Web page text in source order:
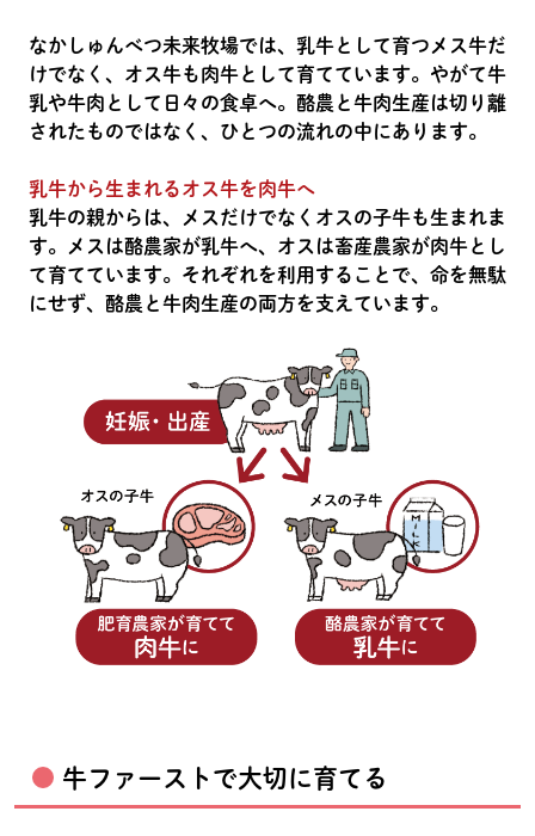
なかしゅんべつ未来牧場では、乳牛として育つメス牛だ
けでなく、オス牛も肉牛として育てています。やがて牛
乳や牛肉として日々の食卓へ。酪農と牛肉生産は切り離
されたものではなく、ひとつの流れの中にあります。
乳牛から生まれるオス牛を肉牛へ
乳牛の親からは、メスだけでなくオスの子牛も生まれま
す。メスは酪農家が乳牛へ、オスは畜産農家が肉牛とし
て育てています。それぞれを利用することで、命を無駄
にせず、酪農と牛肉生産の両方を支えています。
牛ファーストで大切に育てる